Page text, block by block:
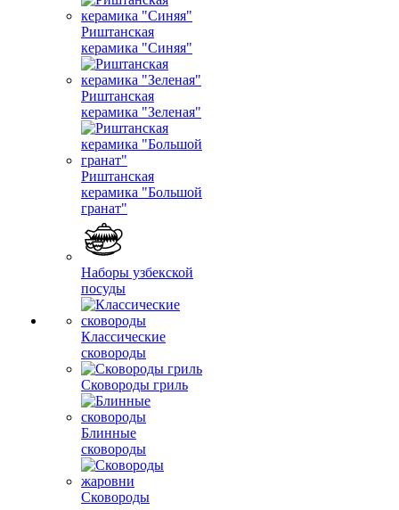
Риштанская
керамика "Синяя"
Риштанская
керамика "Зеленая"
Риштанская
керамика "Большой
гранат"
Наборы узбекской
посуды
Классические
сковороды
Сковороды гриль
Блинные
сковороды
Сковороды